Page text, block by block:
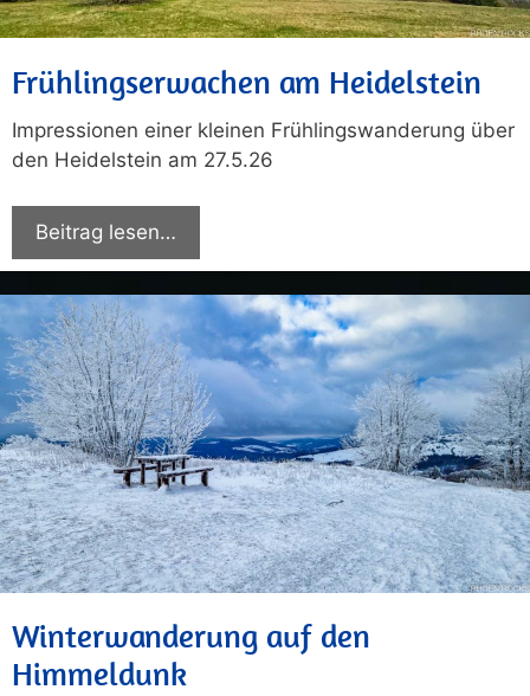
Frühlingserwachen am Heidelstein
Impressionen einer kleinen Frühlingswanderung über
den Heidelstein am 27.5.26
Beitrag lesen…
Winterwanderung auf den
Himmeldunk